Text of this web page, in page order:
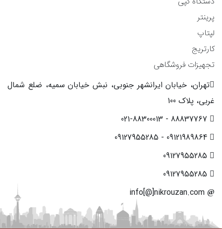
پرینتر
لپتاپ
کارتریج
تجهیزات فروشگاهی
تهران، خیابان ایرانشهر جنوبی، نبش خیابان سمیه، ضلع شمال
غربی، پلاک 100